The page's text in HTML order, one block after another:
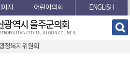
지 어린이의회 ENGLISH
광역시 울주군의회
CITY ULJU GUN COUNCIL
정복지위원회